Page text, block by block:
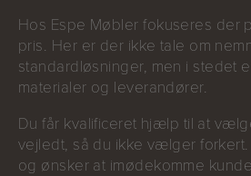
Hos Espe Møbler fokuseres der
pris. Her er der ikke tale om
standardløsninger, men i stedet
materialer og leverandører.
Du får kvalificeret hjælp til at
vejledt, så du ikke vælger
og ønsker at imødekomme